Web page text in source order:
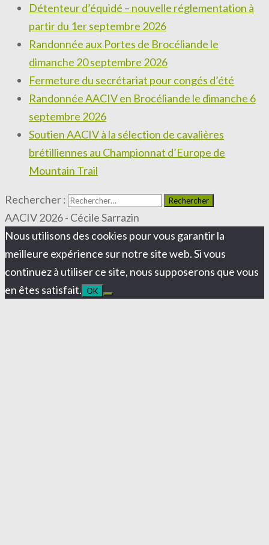
Détenteur d’équidé – nouvelle réglementation à
partir du 1er septembre 2026
Randonnée aux Portes de Brocéliande le
dimanche 20 septembre 2026
Fermeture du secrétariat pour congés d’été
Randonnée AACIV en Brocéliande le dimanche 6
septembre 2026
Soutien AACIV à la sélection de cavalières
brétilliennes au Championnat d’Europe de
Mountain Trail
Rechercher :
AACIV 2026 - Cécile Sarrazin
Nous utilisons des cookies pour vous garantir la
meilleure expérience sur notre site web. Si vous
continuez à utiliser ce site, nous supposerons que vous
en êtes satisfait. OK